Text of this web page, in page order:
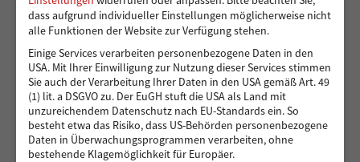
Toben und Spielen: Bewegungsraum für die Kita
Eddelbüttelstraße in Harburg
Vier Reifen für eine bessere Zukunft: Ein neues Auto
für Muhsin und seine Familie
dass aufgrund individueller Einstellungen möglicherweise nicht
alle Funktionen der Website zur Verfügung stehen.
Einige Services verarbeiten personenbezogene Daten in den
USA. Mit Ihrer Einwilligung zur Nutzung dieser Services stimmen
Sie auch der Verarbeitung Ihrer Daten in den USA gemäß Art. 49
(1) lit. a DSGVO zu. Der EuGH stuft die USA als Land mit
unzureichendem Datenschutz nach EU-Standards ein. So
besteht etwa das Risiko, dass US-Behörden personenbezogene
Daten in Überwachungsprogrammen verarbeiten, ohne
bestehende Klagemöglichkeit für Europäer.